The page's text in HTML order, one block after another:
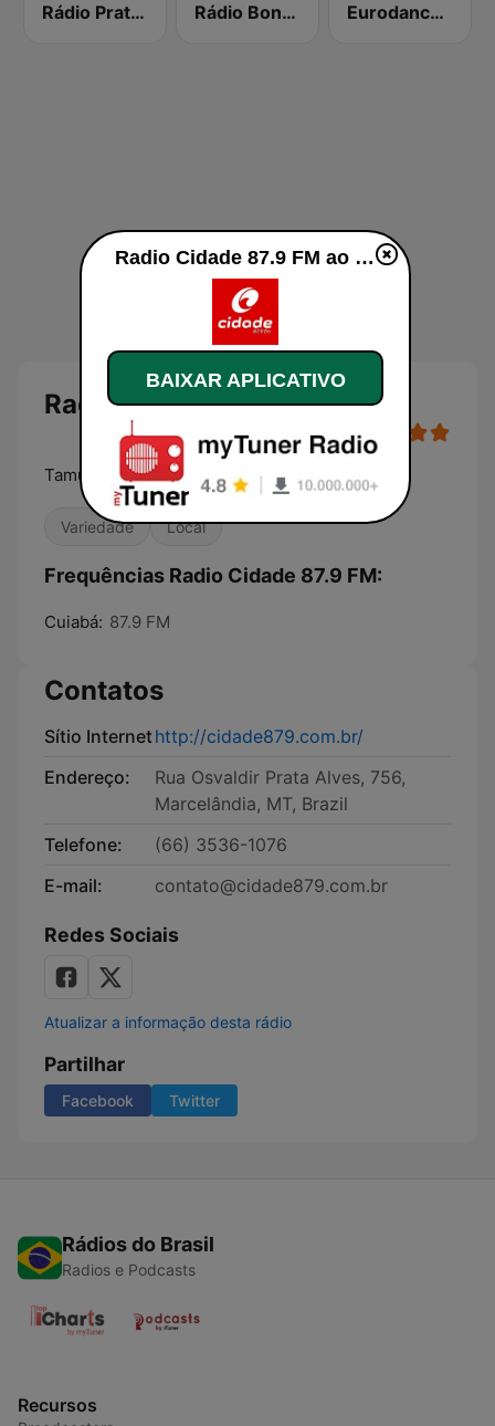
Rádio Prata FM Rádio Bons Tempos Eurodance 90's Best
Radio Cidade 87.9 FM
Tamu junto!
Variedade Local
Frequências Radio Cidade 87.9 FM:
Cuiabá: 87.9 FM
Contatos
Sítio Internethttp://cidade879.com.br/
Endereço:
Rua Osvaldir Prata Alves, 756,
Marcelândia, MT, Brazil
Telefone:
(66) 3536-1076
E-mail:
contato@cidade879.com.br
Redes Sociais
Atualizar a informação desta rádio
Partilhar
Facebook Twitter
Rádios do Brasil
Radios e Podcasts
Recursos
Radio Cidade 87.9 FM ao vivo
BAIXAR APLICATIVO